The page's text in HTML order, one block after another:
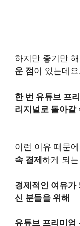
하지만 좋기만
운 점 이 있는데
한 번 유튜브 프
리지널로 돌아갈
이런 이유 때문
속 결제 하게 되
경제적인 여유가
신 분들을 위해
유튜브 프리미엄